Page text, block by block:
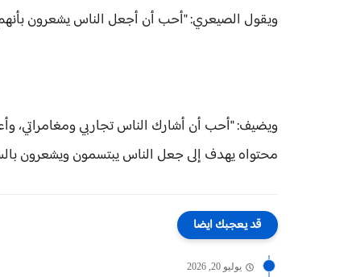
ويقول الصيعري: "أحب أن أجعل الناس يشعرون
ويضيف: "أحب أن أشارك الناس تجاربي ومغامراتي،
محتواه يهدف إلى جعل الناس يبتسمون ويشعرون
قد يعجبك ايضا
يوليو 20, 2026